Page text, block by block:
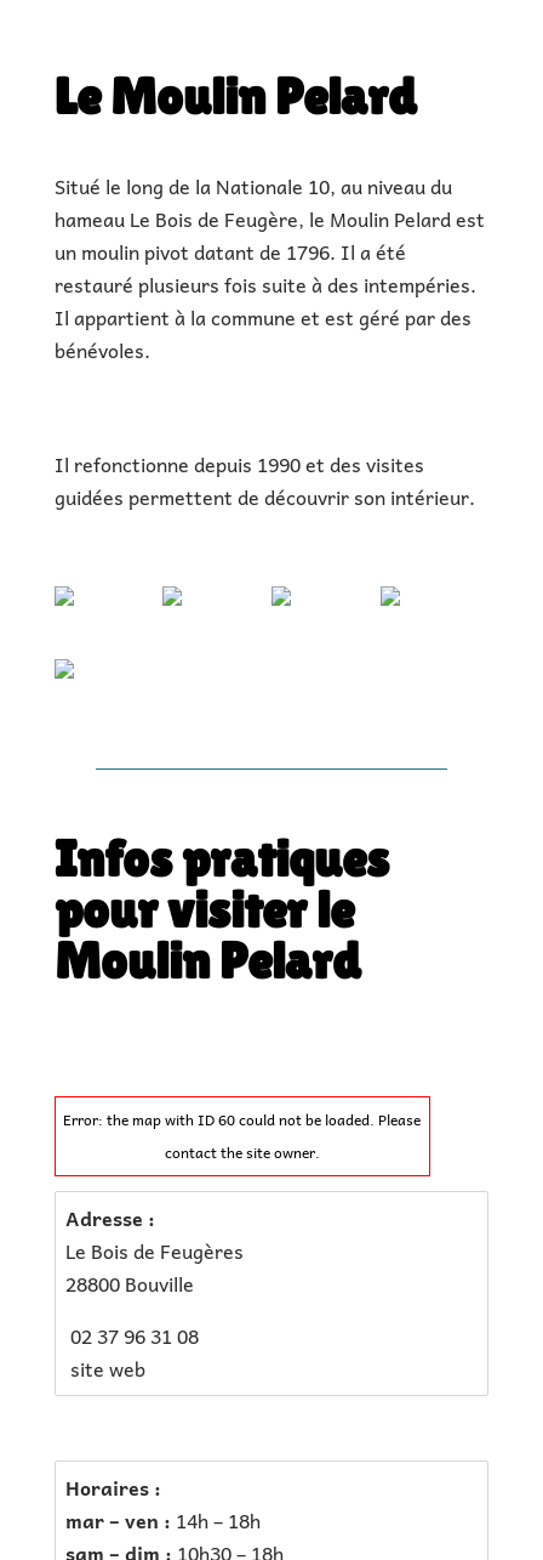
Le Moulin Pelard
Situé le long de la Nationale 10, au niveau du
hameau Le Bois de Feugère, le Moulin Pelard est
un moulin pivot datant de 1796. Il a été
restauré plusieurs fois suite à des intempéries.
Il appartient à la commune et est géré par des
bénévoles.
Il refonctionne depuis 1990 et des visites
guidées permettent de découvrir son intérieur.
Infos pratiques
pour visiter le
Moulin Pelard
Error: the map with ID 60 could not be loaded. Please
contact the site owner.
Adresse :
Le Bois de Feugères
28800 Bouville
02 37 96 31 08
site web
Horaires :
mar – ven : 14h – 18h
sam – dim : 10h30 – 18h